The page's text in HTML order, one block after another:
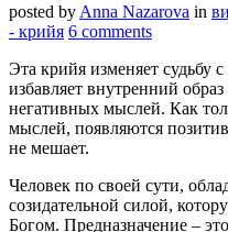
posted by Anna Nazarova in
- крийя 6 comments
Эта крийя изменяет судьбу
избавляет внутренний
негативных мыслей. Как
мыслей, появляются
не мешает.
Человек по своей сути,
созидательной силой,
Богом. Предназначение –